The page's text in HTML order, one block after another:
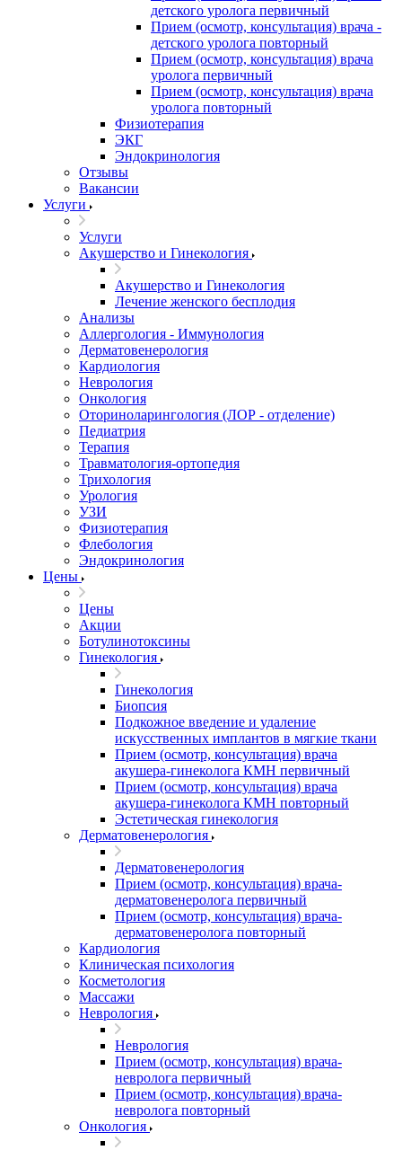
детского уролога первичный
Прием (осмотр, консультация) врача -
детского уролога повторный
Прием (осмотр, консультация) врача
уролога первичный
Прием (осмотр, консультация) врача
уролога повторный
Физиотерапия
ЭКГ
Эндокринология
Отзывы
Вакансии
Услуги
Услуги
Акушерство и Гинекология
Акушерство и Гинекология
Лечение женского бесплодия
Анализы
Аллергология - Иммунология
Дерматовенерология
Кардиология
Неврология
Онкология
Оториноларингология (ЛОР - отделение)
Педиатрия
Терапия
Травматология-ортопедия
Трихология
Урология
УЗИ
Физиотерапия
Флебология
Эндокринология
Цены
Цены
Акции
Ботулинотоксины
Гинекология
Гинекология
Биопсия
Подкожное введение и удаление
искусственных имплантов в мягкие ткани
Прием (осмотр, консультация) врача
акушера-гинеколога КМН первичный
Прием (осмотр, консультация) врача
акушера-гинеколога КМН повторный
Эстетическая гинекология
Дерматовенерология
Дерматовенерология
Прием (осмотр, консультация) врача-
дерматовенеролога первичный
Прием (осмотр, консультация) врача-
дерматовенеролога повторный
Кардиология
Клиническая психология
Косметология
Массажи
Неврология
Неврология
Прием (осмотр, консультация) врача-
невролога первичный
Прием (осмотр, консультация) врача-
невролога повторный
Онкология